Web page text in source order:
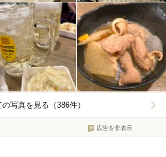
写真を見る（386件）
広告を非表示